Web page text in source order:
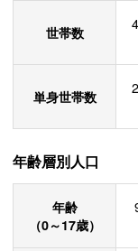
世帯数
単身世帯数
年齢層別人口
年齢
（0～17歳）